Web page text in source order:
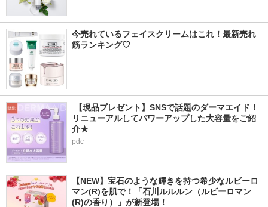
今売れているフェイスクリームはこれ！最新売れ
筋ランキング♡
【現品プレゼント】SNSで話題のダーマエイド！
リニューアルしてパワーアップした大容量をご紹
介★
pdc
【NEW】宝石のような輝きを持つ希少なルビーロ
マン(R)を肌で！「石川ルルルン（ルビーロマン
(R)の香り）」が新登場！